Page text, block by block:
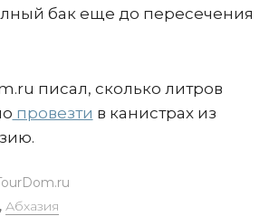
бак еще до пересечения
писал, сколько литров
провезти в канистрах из
, Абхазия